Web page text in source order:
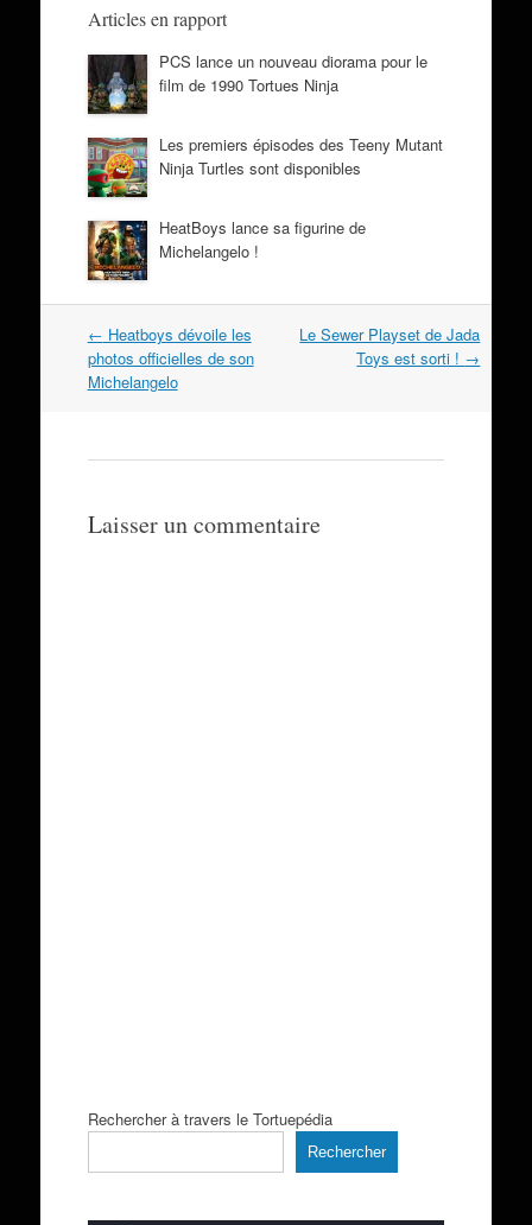
Articles en rapport
PCS lance un nouveau diorama pour le
film de 1990 Tortues Ninja
Les premiers épisodes des Teeny Mutant
Ninja Turtles sont disponibles
HeatBoys lance sa figurine de
Michelangelo !
Navigation
dans
les
← Heatboys dévoile les
photos officielles de son
Michelangelo
Le Sewer Playset de Jada
Toys est sorti ! →
Laisser un commentaire
Rechercher à travers le Tortuepédia
Rechercher